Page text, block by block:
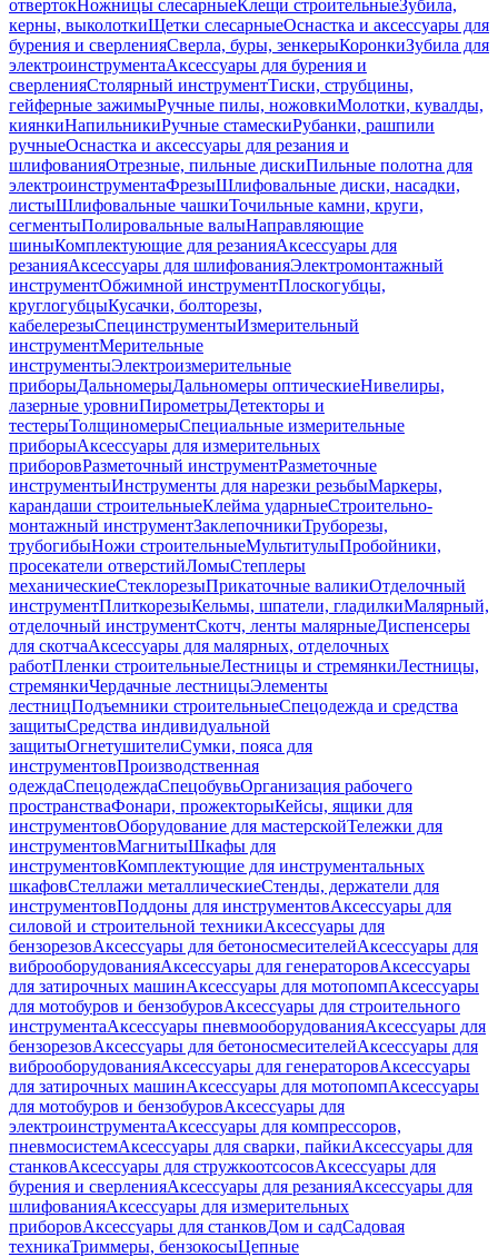
отвертокНожницы слесарныеКлещи строительныеЗубила,
керны, выколоткиЩетки слесарныеОснастка и аксессуары для
бурения и сверленияСверла, буры, зенкерыКоронкиЗубила для
электроинструментаАксессуары для бурения и
сверленияСтолярный инструментТиски, струбцины,
гейферные зажимыРучные пилы, ножовкиМолотки, кувалды,
киянкиНапильникиРучные стамескиРубанки, рашпили
ручныеОснастка и аксессуары для резания и
шлифованияОтрезные, пильные дискиПильные полотна для
электроинструментаФрезыШлифовальные диски, насадки,
листыШлифовальные чашкиТочильные камни, круги,
сегментыПолировальные валыНаправляющие
шиныКомплектующие для резанияАксессуары для
резанияАксессуары для шлифованияЭлектромонтажный
инструментОбжимной инструментПлоскогубцы,
круглогубцыКусачки, болторезы,
кабелерезыСпецинструментыИзмерительный
инструментМерительные
инструментыЭлектроизмерительные
приборыДальномерыДальномеры оптическиеНивелиры,
лазерные уровниПирометрыДетекторы и
тестерыТолщиномерыСпециальные измерительные
приборыАксессуары для измерительных
приборовРазметочный инструментРазметочные
инструментыИнструменты для нарезки резьбыМаркеры,
карандаши строительныеКлейма ударныеСтроительно-
монтажный инструментЗаклепочникиТруборезы,
трубогибыНожи строительныеМультитулыПробойники,
просекатели отверстийЛомыСтеплеры
механическиеСтеклорезыПрикаточные валикиОтделочный
инструментПлиткорезыКельмы, шпатели, гладилкиМалярный,
отделочный инструментСкотч, ленты малярныеДиспенсеры
для скотчаАксессуары для малярных, отделочных
работПленки строительныеЛестницы и стремянкиЛестницы,
стремянкиЧердачные лестницыЭлементы
лестницПодъемники строительныеСпецодежда и средства
защитыСредства индивидуальной
защитыОгнетушителиСумки, пояса для
инструментовПроизводственная
одеждаСпецодеждаСпецобувьОрганизация рабочего
пространстваФонари, прожекторыКейсы, ящики для
инструментовОборудование для мастерскойТележки для
инструментовМагнитыШкафы для
инструментовКомплектующие для инструментальных
шкафовСтеллажи металлическиеСтенды, держатели для
инструментовПоддоны для инструментовАксессуары для
силовой и строительной техникиАксессуары для
бензорезовАксессуары для бетоносмесителейАксессуары для
виброоборудованияАксессуары для генераторовАксессуары
для затирочных машинАксессуары для мотопомпАксессуары
для мотобуров и бензобуровАксессуары для строительного
инструментаАксессуары пневмооборудованияАксессуары для
бензорезовАксессуары для бетоносмесителейАксессуары для
виброоборудованияАксессуары для генераторовАксессуары
для затирочных машинАксессуары для мотопомпАксессуары
для мотобуров и бензобуровАксессуары для
электроинструментаАксессуары для компрессоров,
пневмосистемАксессуары для сварки, пайкиАксессуары для
станковАксессуары для стружкоотсосовАксессуары для
бурения и сверленияАксессуары для резанияАксессуары для
шлифованияАксессуары для измерительных
приборовАксессуары для станковДом и садСадовая
техникаТриммеры, бензокосыЦепные